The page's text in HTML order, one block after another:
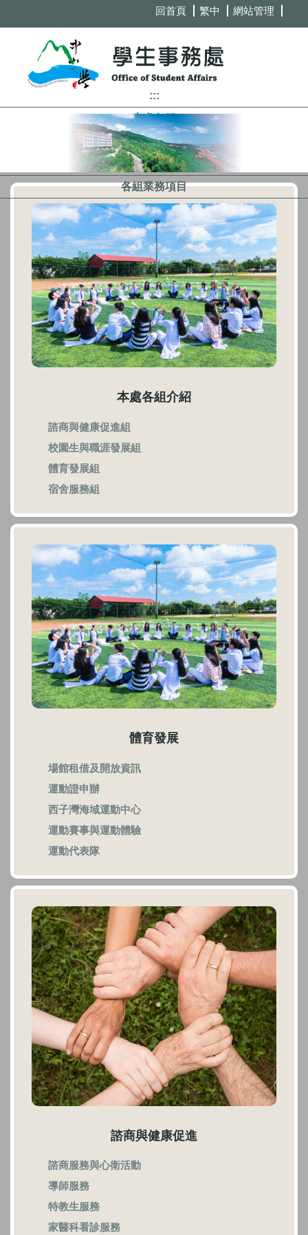
到
回首頁 繁中 網站管理
:::
本處各組
學務表單
學務法規
各組業務項目
本處各組介紹
諮商與健康促進組
校園生與職涯發展組
體育發展組
宿舍服務組
體育發展
場館租借及開放資訊
運動證申辦
西子灣海域運動中心
運動賽事與運動體驗
運動代表隊
諮商與健康促進
諮商服務與心衛活動
導師服務
特教生服務
家醫科看診服務